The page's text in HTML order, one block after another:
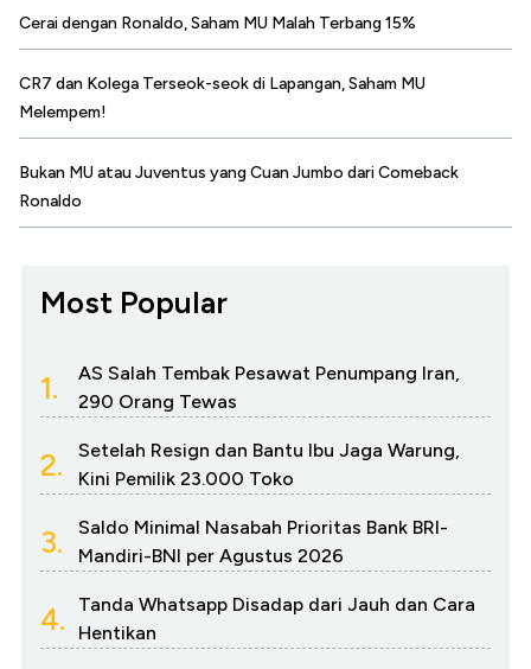
Cerai dengan Ronaldo, Saham MU Malah Terbang 15%
CR7 dan Kolega Terseok-seok di Lapangan, Saham MU
Melempem!
Bukan MU atau Juventus yang Cuan Jumbo dari Comeback
Ronaldo
Most Popular
1.
AS Salah Tembak Pesawat Penumpang Iran,
290 Orang Tewas
2.
Setelah Resign dan Bantu Ibu Jaga Warung,
Kini Pemilik 23.000 Toko
3.
Saldo Minimal Nasabah Prioritas Bank BRI-
Mandiri-BNI per Agustus 2026
4.
Tanda Whatsapp Disadap dari Jauh dan Cara
Hentikan